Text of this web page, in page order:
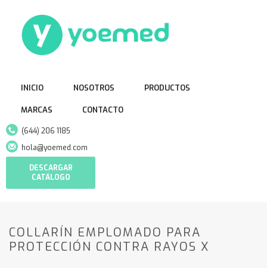
INICIO NOSOTROS PRODUCTOS
MARCAS CONTACTO
(644) 206 1185
hola@yoemed.com
DESCARGAR
CATÁLOGO
COLLARÍN EMPLOMADO PARA
PROTECCIÓN CONTRA RAYOS X